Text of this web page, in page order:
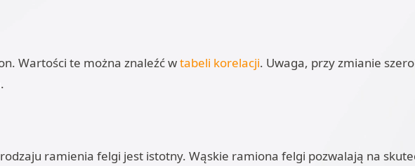
Wartości te można znaleźć wtabeli korelacji. Uwaga, przy zmianie
ramienia felgi jest istotny. Wąskie ramiona felgi pozwalają na